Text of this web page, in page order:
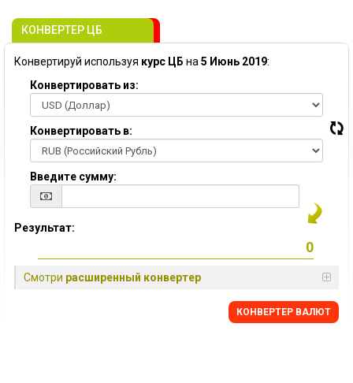
КОНВЕРТЕР ЦБ
Конвертируй используя курс ЦБ на 5 Июнь 2019:
Конвертировать из:
Конвертировать в:
Введите сумму:
Результат:
Смотри расширенный конвертер
КОНВЕРТЕР ВАЛЮТ